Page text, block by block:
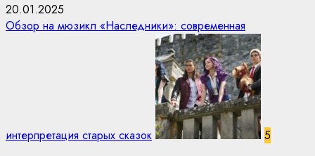
20.01.2025
Обзор на мюзикл «Наследники»: современная
интерпретация старых сказок 5